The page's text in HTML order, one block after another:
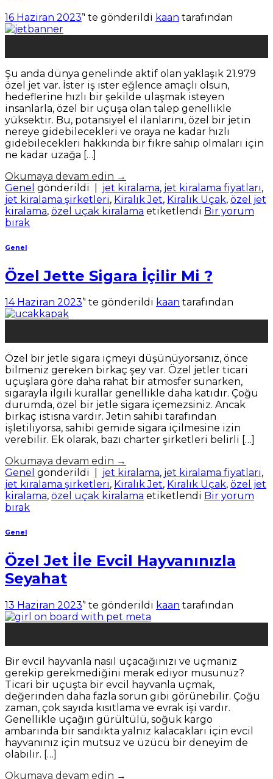
16 Haziran 2023’' te gönderildi kaan tarafından
Şu anda dünya genelinde aktif olan yaklaşık 21.979
özel jet var. İster iş ister eğlence amaçlı olsun,
hedeflerine hızlı bir şekilde ulaşmak isteyen
insanlarla, özel bir uçuşa olan talep genellikle
yüksektir. Bu, potansiyel el ilanlarını, özel bir jetin
nereye gidebilecekleri ve oraya ne kadar hızlı
gidebilecekleri hakkında bir fikre sahip olmaları için
ne kadar uzağa […]
Okumaya devam edin →
Genel gönderildi jet kiralama, jet kiralama fiyatları,
jet kiralama şirketleri, Kiralık Jet, Kiralık Uçak, özel jet
kiralama, özel uçak kiralama etiketlendi Bir yorum
bırak
Genel
Özel Jette Sigara İçilir Mi ?
14 Haziran 2023’' te gönderildi kaan tarafından
Özel bir jetle sigara içmeyi düşünüyorsanız, önce
bilmeniz gereken birkaç şey var. Özel jetler ticari
uçuşlara göre daha rahat bir atmosfer sunarken,
sigarayla ilgili kurallar genellikle daha katıdır. Çoğu
durumda, özel bir jetle sigara içemezsiniz. Ancak
birkaç istisna vardır. Jetin sahibi tarafından
işletiliyorsa, sahibi gemide sigara içilmesine izin
verebilir. Ek olarak, bazı charter şirketleri belirli […]
Okumaya devam edin →
Genel gönderildi jet kiralama, jet kiralama fiyatları,
jet kiralama şirketleri, Kiralık Jet, Kiralık Uçak, özel jet
kiralama, özel uçak kiralama etiketlendi Bir yorum
bırak
Genel
Özel Jet İle Evcil Hayvanınızla
Seyahat
13 Haziran 2023’' te gönderildi kaan tarafından
Bir evcil hayvanla nasıl uçacağınızı ve uçmanız
gerekip gerekmediğini merak ediyor musunuz?
Ticari bir uçuşta bir evcil hayvanla uçmak,
değerinden daha fazla sorun gibi görünebilir. Çoğu
zaman, çok sayıda kısıtlama ve evrak işi vardır.
Genellikle uçağın gürültülü, soğuk kargo
ambarında bir sandıkta yalnız kalacakları için evcil
hayvanınız için mutsuz ve üzücü bir deneyim de
olabilir. […]
Okumaya devam edin →